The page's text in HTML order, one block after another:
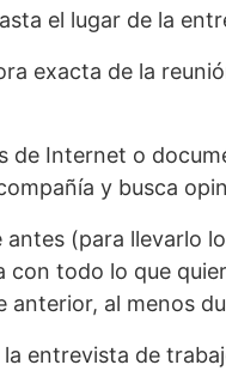
el lugar de la
exacta de la
de Internet o
y busca
(para llevarlo
con todo lo que
anterior, al menos
entrevista de